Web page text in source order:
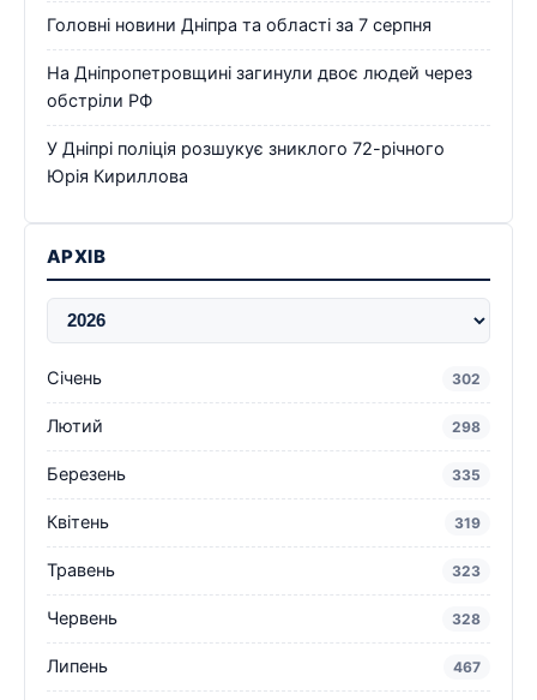
Головні новини Дніпра та області за 7 серпня
На Дніпропетровщині загинули двоє людей через
обстріли РФ
У Дніпрі поліція розшукує зниклого 72-річного
Юрія Кириллова
АРХІВ
Січень 302
Лютий 298
Березень 335
Квітень 319
Травень 323
Червень 328
Липень 467